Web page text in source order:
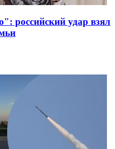
российский удар взял